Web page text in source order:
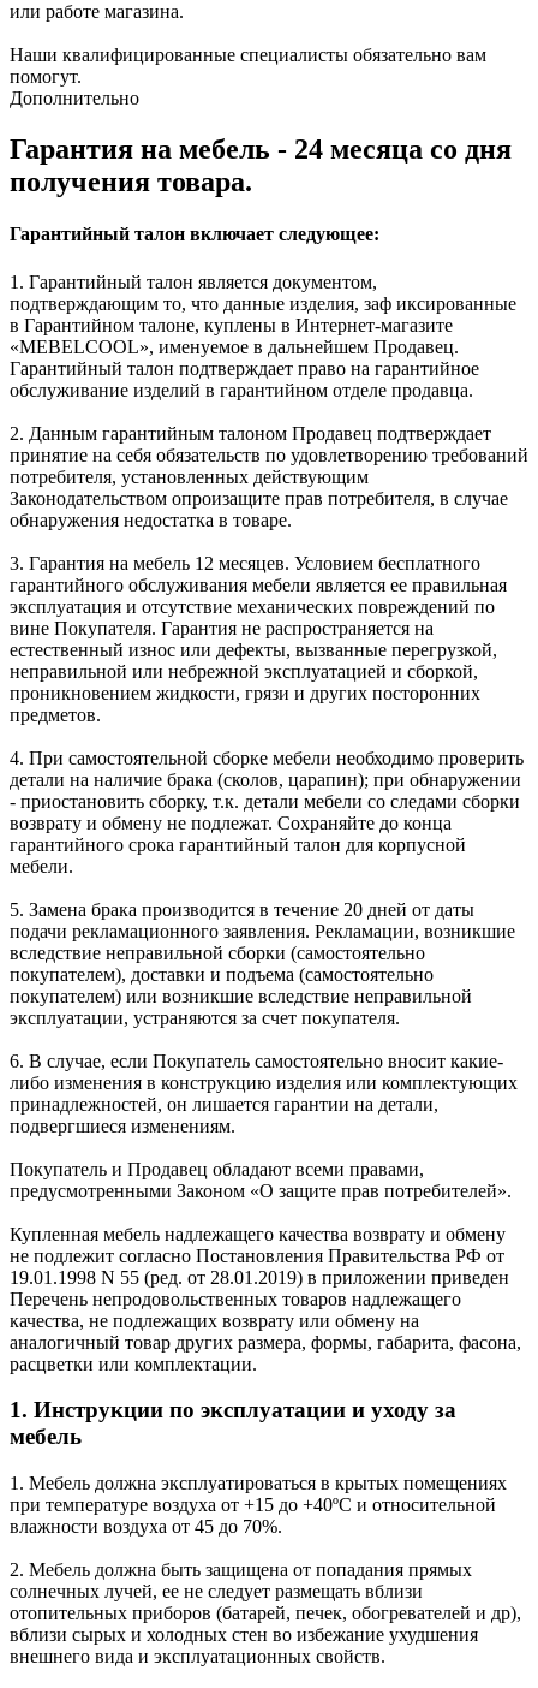
или работе магазина.
Наши квалифицированные специалисты обязательно вам
помогут.
Дополнительно
Гарантия на мебель - 24 месяца со дня
получения товара.
Гарантийный талон включает следующее:
1. Гарантийный талон является документом,
подтверждающим то, что данные изделия, заф иксированные
в Гарантийном талоне, куплены в Интернет-магазите
«MEBELCOOL», именуемое в дальнейшем Продавец.
Гарантийный талон подтверждает право на гарантийное
обслуживание изделий в гарантийном отделе продавца.
2. Данным гарантийным талоном Продавец подтверждает
принятие на себя обязательств по удовлетворению требований
потребителя, установленных действующим
Законодательством опроизащите прав потребителя, в случае
обнаружения недостатка в товаре.
3. Гарантия на мебель 12 месяцев. Условием бесплатного
гарантийного обслуживания мебели является ее правильная
эксплуатация и отсутствие механических повреждений по
вине Покупателя. Гарантия не распространяется на
естественный износ или дефекты, вызванные перегрузкой,
неправильной или небрежной эксплуатацией и сборкой,
проникновением жидкости, грязи и других посторонних
предметов.
4. При самостоятельной сборке мебели необходимо проверить
детали на наличие брака (сколов, царапин); при обнаружении
- приостановить сборку, т.к. детали мебели со следами сборки
возврату и обмену не подлежат. Сохраняйте до конца
гарантийного срока гарантийный талон для корпусной
мебели.
5. Замена брака производится в течение 20 дней от даты
подачи рекламационного заявления. Рекламации, возникшие
вследствие неправильной сборки (самостоятельно
покупателем), доставки и подъема (самостоятельно
покупателем) или возникшие вследствие неправильной
эксплуатации, устраняются за счет покупателя.
6. В случае, если Покупатель самостоятельно вносит какие-
либо изменения в конструкцию изделия или комплектующих
принадлежностей, он лишается гарантии на детали,
подвергшиеся изменениям.
Покупатель и Продавец обладают всеми правами,
предусмотренными Законом «О защите прав потребителей».
Купленная мебель надлежащего качества возврату и обмену
не подлежит согласно Постановления Правительства РФ от
19.01.1998 N 55 (ред. от 28.01.2019) в приложении приведен
Перечень непродовольственных товаров надлежащего
качества, не подлежащих возврату или обмену на
аналогичный товар других размера, формы, габарита, фасона,
расцветки или комплектации.
1. Инструкции по эксплуатации и уходу за
мебель
1. Мебель должна эксплуатироваться в крытых помещениях
при температуре воздуха от +15 до +40ºС и относительной
влажности воздуха от 45 до 70%.
2. Мебель должна быть защищена от попадания прямых
солнечных лучей, ее не следует размещать вблизи
отопительных приборов (батарей, печек, обогревателей и др),
вблизи сырых и холодных стен во избежание ухудшения
внешнего вида и эксплуатационных свойств.